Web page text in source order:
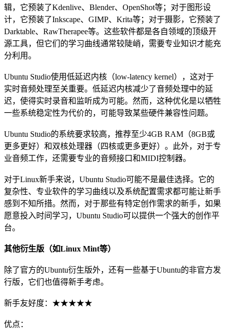
辑，它预装了Kdenlive、Blender、OpenShot等；对于图形设
计，它预装了Inkscape、GIMP、Krita等；对于摄影，它预装了
Darktable、RawTherapee等。这些软件都是各自领域的顶级开
源工具，但它们的学习曲线通常较陡峭，需要专业知识才能充
分利用。
Ubuntu Studio使用低延迟内核（low-latency kernel），这对于
实时音频处理至关重要。低延迟内核减少了音频处理中的延
迟，使得实时录音和监听成为可能。然而，这种优化是以牺牲
一些系统稳定性为代价的，可能导致某些硬件兼容性问题。
Ubuntu Studio的系统要求较高，推荐至少4GB RAM（8GB或
更多更好）和双核处理器（四核或更多更好）。此外，对于专
业音频工作，还需要专业的音频接口和MIDI控制器。
对于Linux新手来说，Ubuntu Studio可能不是最佳选择。它的
复杂性、专业软件的学习曲线以及系统配置需求都可能让新手
感到不知所措。然而，对于那些有特定创作需求的新手，如果
愿意投入时间学习，Ubuntu Studio可以提供一个强大的创作平
台。
其他衍生版（如Linux Mint等）
除了官方的Ubuntu衍生版外，还有一些基于Ubuntu的非官方发
行版，它们也值得新手考虑。
新手友好度：★★★★★
优点：